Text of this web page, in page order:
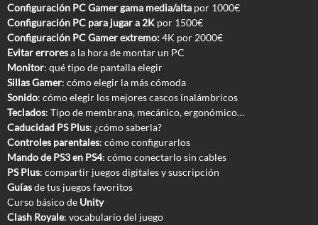
Configuración PC Gamer gama media/alta por 1000€
Configuración PC para jugar a 2K por 1500€
Configuración PC Gamer extremo:4K por 2000€
Evitar erroresa la hora de montar un PC
Monitor: qué tipo de pantalla elegir
Sillas Gamer: cómo elegir la más cómoda
Sonido: cómo elegir los mejores cascos inalámbricos
Teclados: Tipo de membrana, mecánico, ergonómico…
Caducidad PS Plus: ¿cómo saberla?
Controles parentales: cómo configurarlos
Mando de PS3 en PS4: cómo conectarlo sin cables
PS Plus: compartir juegos digitales y suscripción
Guíasde tus juegos favoritos
Curso básico de Unity
Clash Royale: vocabulario del juego